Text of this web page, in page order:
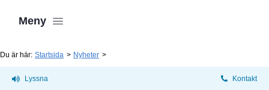
Meny
Du är här: Startsida Nyheter
Lyssna Kontakt